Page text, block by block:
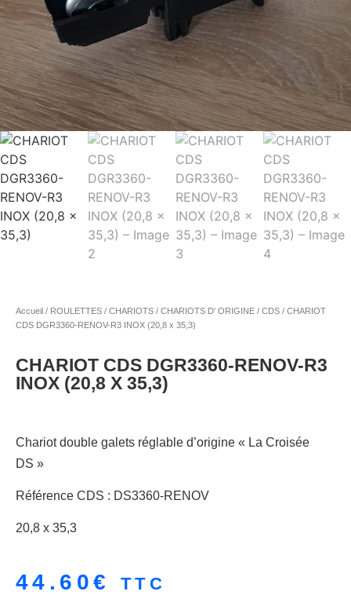
Accueil / ROULETTES / CHARIOTS / CHARIOTS D' ORIGINE / CDS / CHARIOT
CDS DGR3360-RENOV-R3 INOX (20,8 x 35,3)
CHARIOT CDS DGR3360-RENOV-R3
INOX (20,8 X 35,3)
Chariot double galets réglable d’origine « La Croisée
DS »
Référence CDS : DS3360-RENOV
20,8 x 35,3
44.60€ TTC